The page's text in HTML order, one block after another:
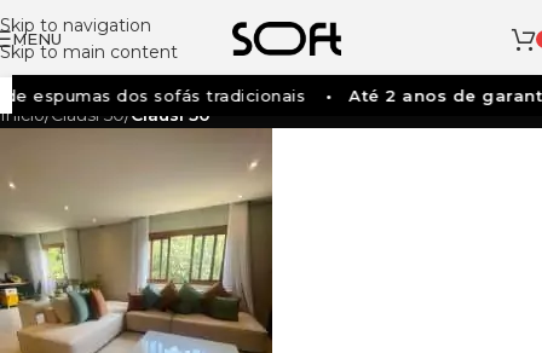
Skip to navigation
Skip to main content
MENU
espumas dos sofás tradicionais Até 2 anos de
Início/Clausi 50/Clausi 50